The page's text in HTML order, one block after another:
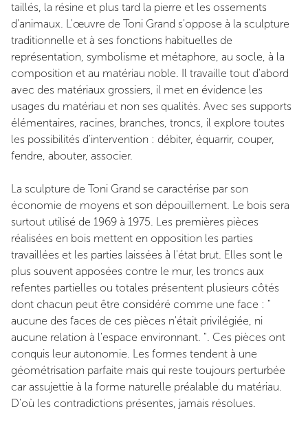
taillés, la résine et plus tard la pierre et les ossements
d'animaux. L'œuvre de Toni Grand s'oppose à la sculpture
traditionnelle et à ses fonctions habituelles de
représentation, symbolisme et métaphore, au socle, à la
composition et au matériau noble. Il travaille tout d'abord
avec des matériaux grossiers, il met en évidence les
usages du matériau et non ses qualités. Avec ses supports
élémentaires, racines, branches, troncs, il explore toutes
les possibilités d'intervention : débiter, équarrir, couper,
fendre, abouter, associer.
La sculpture de Toni Grand se caractérise par son
économie de moyens et son dépouillement. Le bois sera
surtout utilisé de 1969 à 1975. Les premières pièces
réalisées en bois mettent en opposition les parties
travaillées et les parties laissées à l'état brut. Elles sont le
plus souvent apposées contre le mur, les troncs aux
refentes partielles ou totales présentent plusieurs côtés
dont chacun peut être considéré comme une face : "
aucune des faces de ces pièces n'était privilégiée, ni
aucune relation à l'espace environnant. ". Ces pièces ont
conquis leur autonomie. Les formes tendent à une
géométrisation parfaite mais qui reste toujours perturbée
car assujettie à la forme naturelle préalable du matériau.
D'où les contradictions présentes, jamais résolues.